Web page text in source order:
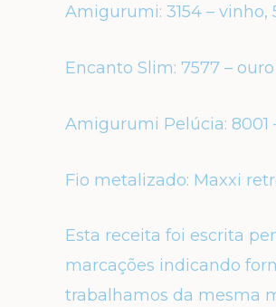
Amigurumi: 3154 – vinho,
Encanto Slim: 7577 –
Amigurumi Pelúcia: 8001
Fio metalizado: Maxxi
Esta receita foi escrita
marcações indicando
trabalhamos da mesma